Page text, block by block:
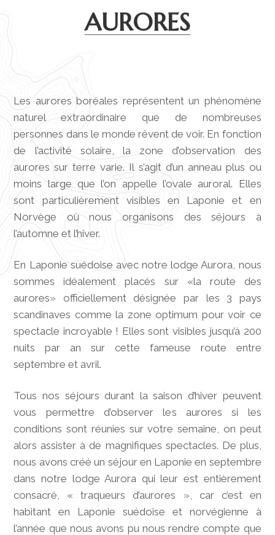
AURORES
Les aurores boréales représentent un phénomène
naturel extraordinaire que de nombreuses
personnes dans le monde rêvent de voir. En fonction
de l’activité solaire, la zone d’observation des
aurores sur terre varie. Il s’agit d’un anneau plus ou
moins large que l’on appelle l’ovale auroral. Elles
sont particulièrement visibles en Laponie et en
Norvège où nous organisons des séjours à
l’automne et l’hiver.
En Laponie suédoise avec notre lodge Aurora, nous
sommes idéalement placés sur «la route des
aurores» officiellement désignée par les 3 pays
scandinaves comme la zone optimum pour voir ce
spectacle incroyable ! Elles sont visibles jusqu’à 200
nuits par an sur cette fameuse route entre
septembre et avril.
Tous nos séjours durant la saison d’hiver peuvent
vous permettre d’observer les aurores si les
conditions sont réunies sur votre semaine, on peut
alors assister à de magnifiques spectacles. De plus,
nous avons créé un séjour en Laponie en septembre
dans notre lodge Aurora qui leur est entièrement
consacré, « traqueurs d’aurores », car c’est en
habitant en Laponie suédoise et norvégienne à
l’année que nous avons pu nous rendre compte que